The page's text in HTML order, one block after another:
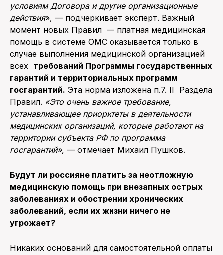
условиям Договора и другие организационные
действия», — подчеркивает эксперт. Важный
момент новых Правил — платная медицинская
помощь в системе ОМС оказывается только в
случае выполнения медицинской организацией
всех требований Программы государственных
гарантий и территориальных программ
госгарантий. Эта норма изложена п.7. II Раздела
Правил. «Это очень важное требование,
устанавливающее приоритеты в деятельности
медицинских организаций, которые работают на
территории субъекта РФ по программа
госгарантий», — отмечает Михаил Пушков.
Будут ли россияне платить за неотложную
медицинскую помощь при внезапных острых
заболеваниях и обострении хронических
заболеваний, если их жизни ничего не
угрожает?
Никаких оснований для самостоятельной оплаты